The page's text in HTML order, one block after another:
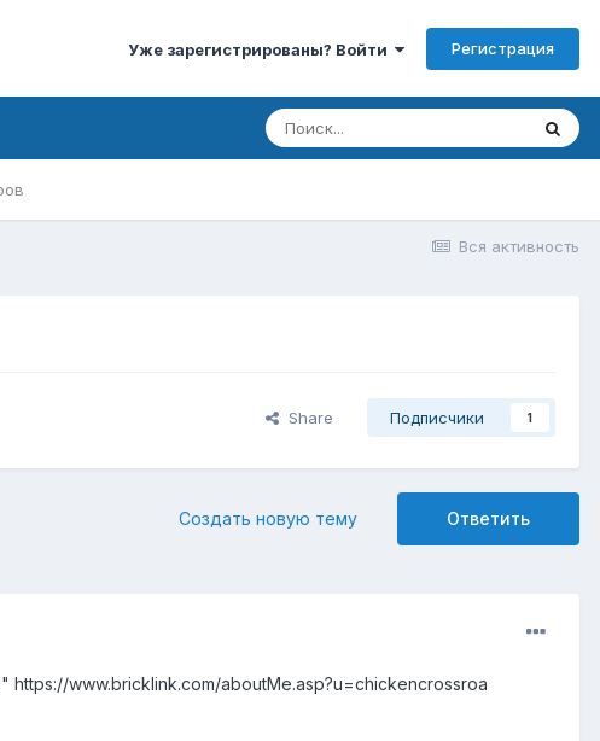
Уже зарегистрированы? Войти Регистрация
Вся активность
Share Подписчики 1
Ответить
Создать новую тему
https://www.bricklink.com/aboutMe.asp?u=chickencrossroa